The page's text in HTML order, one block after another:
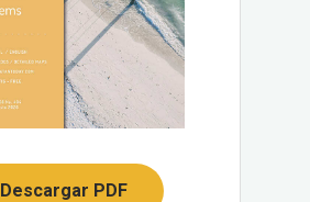
Descargar PDF